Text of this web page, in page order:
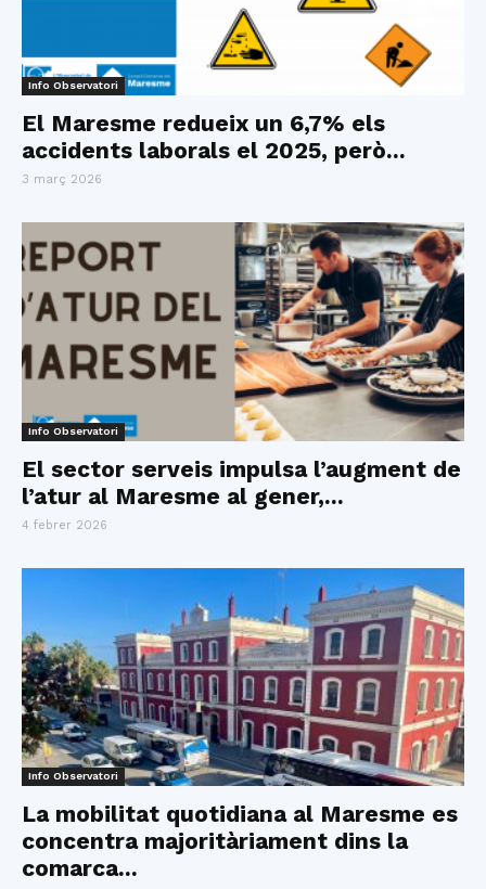
Info Observatori
El Maresme redueix un 6,7% els
accidents laborals el 2025, però...
3 març 2026
Info Observatori
El sector serveis impulsa l’augment de
l’atur al Maresme al gener,...
4 febrer 2026
Info Observatori
La mobilitat quotidiana al Maresme es
concentra majoritàriament dins la
comarca...